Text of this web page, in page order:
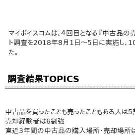
マイボイスコムは、４回目となる『中古品の
ト調査を2018年8月1日～5日に実施し、
た。
調査結果TOPICS
中古品を買ったことも売ったこともある人は
売却経験者は6割強
直近3年間の中古品の購入場所・売却場所